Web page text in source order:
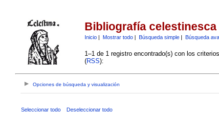
Bibliografía celestinesca
Inicio| Mostrar todo| Búsqueda simple| Búsqueda
1–1 de 1 registro encontrado(s) con los
(RSS):
Opciones de búsqueda y visualización
Seleccionar todo Deseleccionar todo